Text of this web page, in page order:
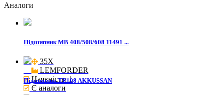
Аналоги
Підшипник MB 408/508/608 11491 ...
35X
LEMFORDER
Наявність: 1
Є аналоги
Підшипник TP108 AKKUSSAN